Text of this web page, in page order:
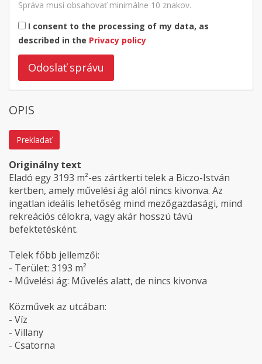
Správa musí obsahovať minimálne 10 znakov.
I consent to the processing of my data, as
described in the Privacy policy
Odoslať správu
OPIS
Prekladať
Originálny text
Eladó egy 3193 m²-es zártkerti telek a Biczo-István
kertben, amely művelési ág alól nincs kivonva. Az
ingatlan ideális lehetőség mind mezőgazdasági, mind
rekreációs célokra, vagy akár hosszú távú
befektetésként.
Telek főbb jellemzői:
- Terület: 3193 m²
- Művelési ág: Művelés alatt, de nincs kivonva
Közművek az utcában:
- Víz
- Villany
- Csatorna